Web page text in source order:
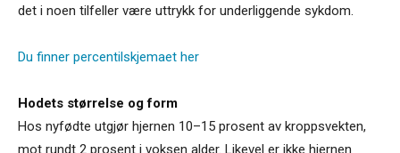
det i noen tilfeller være uttrykk for underliggende sykdom.
Du finner percentilskjemaet her
Hodets størrelse og form
Hos nyfødte utgjør hjernen 10–15 prosent av kroppsvekten,
mot rundt 2 prosent i voksen alder. Likevel er ikke hjernen